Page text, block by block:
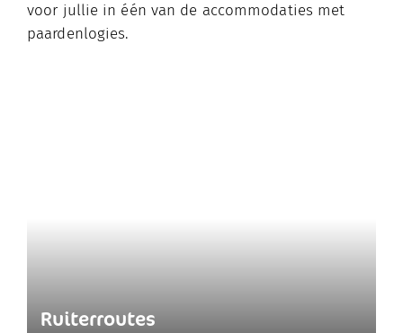
voor jullie in één van de accommodaties met
paardenlogies.
Ruiterroutes